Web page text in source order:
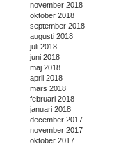
november 2018
oktober 2018
september 2018
augusti 2018
juli 2018
juni 2018
maj 2018
april 2018
mars 2018
februari 2018
januari 2018
december 2017
november 2017
oktober 2017